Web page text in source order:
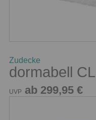
Zudecke
dormabell
UVP ab 299,95 €